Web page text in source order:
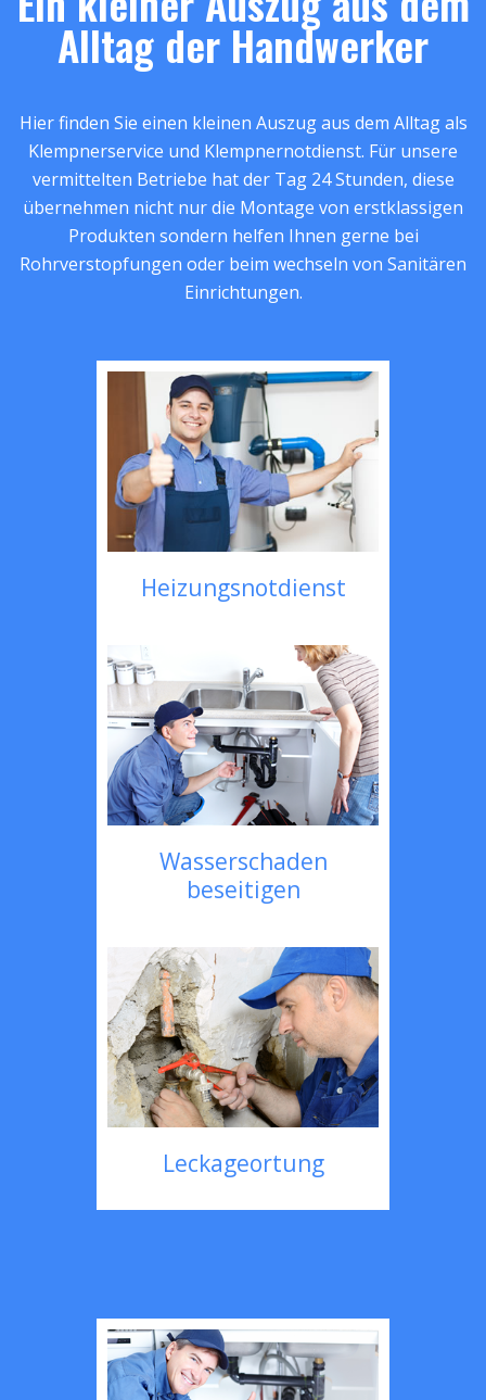
Alltag der Handwerker
Hier finden Sie einen kleinen Auszug aus dem Alltag als
Klempnerservice und Klempnernotdienst. Für unsere
vermittelten Betriebe hat der Tag 24 Stunden, diese
übernehmen nicht nur die Montage von erstklassigen
Produkten sondern helfen Ihnen gerne bei
Rohrverstopfungen oder beim wechseln von Sanitären
Einrichtungen.
Heizungsnotdienst
Wasserschaden
beseitigen
Leckageortung